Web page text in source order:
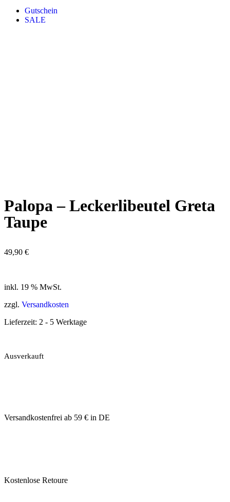
Gutschein
SALE
Palopa – Leckerlibeutel Greta
Taupe
49,90 €
inkl. 19 % MwSt.
zzgl. Versandkosten
Lieferzeit: 2 - 5 Werktage
Ausverkauft
Versandkostenfrei ab 59 € in DE
Kostenlose Retoure